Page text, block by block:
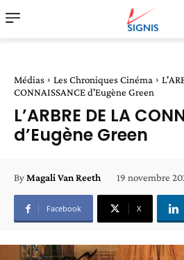
Médias Les Chroniques Cinéma
CONNAISSANCE d'Eugène Green
L’ARBRE DE LA
d’Eugène Green
ByMagali Van Reeth 19 novembre
Facebook X